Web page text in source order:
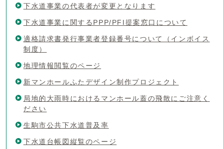
下水道事業の代表者が変更となります
下水道事業に関するPPP/PFI提案窓口について
適格請求書発行事業者登録番号について（インボイス
制度）
地理情報閲覧のページ
新マンホールふたデザイン制作プロジェクト
局地的大雨時におけるマンホール蓋の飛散にご注意く
ださい
生駒市公共下水道普及率
下水道台帳図縦覧のページ